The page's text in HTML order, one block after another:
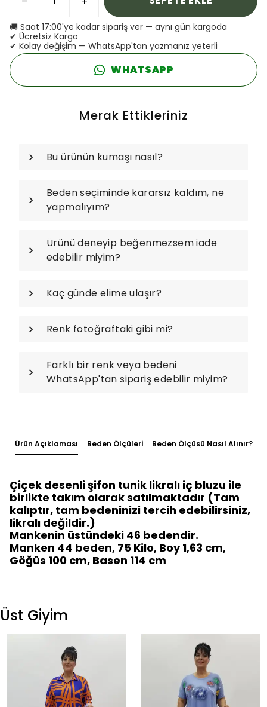
🚚 Saat 17:00'ye kadar sipariş ver — aynı gün kargoda
✔ Ücretsiz Kargo
✔ Kolay değişim — WhatsApp'tan yazmanız yeterli
WHATSAPP
Merak Ettikleriniz
Bu ürünün kumaşı nasıl?
Beden seçiminde kararsız kaldım, ne
yapmalıyım?
Ürünü deneyip beğenmezsem iade
edebilir miyim?
Kaç günde elime ulaşır?
Renk fotoğraftaki gibi mi?
Farklı bir renk veya bedeni
WhatsApp'tan sipariş edebilir miyim?
Ürün Açıklaması Beden Ölçüleri Beden Ölçüsü Nasıl Alınır?
Çiçek desenli şifon tunik likralı iç bluzu ile
birlikte takım olarak satılmaktadır (Tam
kalıptır, tam bedeninizi tercih edebilirsiniz,
likralı değildir.)
Mankenin üstündeki 46 bedendir.
Manken 44 beden, 75 Kilo, Boy 1,63 cm,
Göğüs 100 cm, Basen 114 cm
Üst Giyim